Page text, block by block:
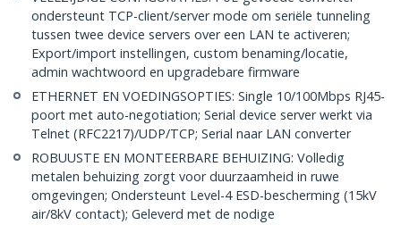
ondersteunt TCP-client/server mode om seriële tunneling
tussen twee device servers over een LAN te activeren;
Export/import instellingen, custom benaming/locatie,
admin wachtwoord en upgradebare firmware
ETHERNET EN VOEDINGSOPTIES: Single 10/100Mbps RJ45-
poort met auto-negotiation; Serial device server werkt via
Telnet (RFC2217)/UDP/TCP; Serial naar LAN converter
ROBUUSTE EN MONTEERBARE BEHUIZING: Volledig
metalen behuizing zorgt voor duurzaamheid in ruwe
omgevingen; Ondersteunt Level-4 ESD-bescherming (15kV
air/8kV contact); Geleverd met de nodige